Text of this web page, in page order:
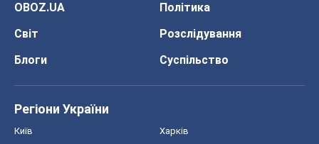
OBOZ.UA
Політика
Світ
Розслідування
Блоги
Суспільство
Регіони України
Київ Харків